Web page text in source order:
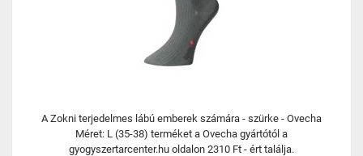
A Zokni terjedelmes lábú emberek számára - szürke - Ovecha
Méret: L (35-38) terméket a Ovecha gyártótól a
gyogyszertarcenter.hu oldalon 2310 Ft - ért találja.